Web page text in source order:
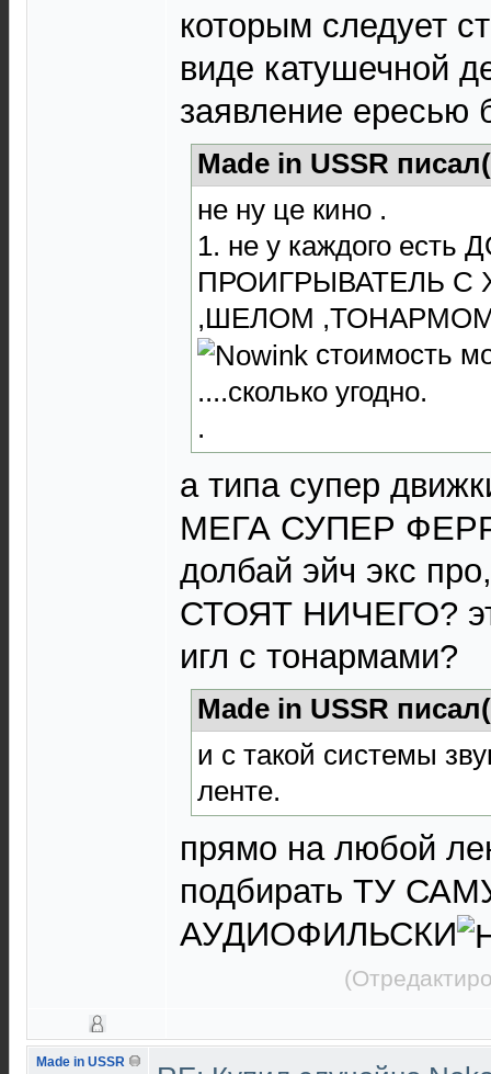
которым следует
виде катушечной
заявление ересью
Made in USSR
не ну це кино .
1. не у каждого
ПРОИГРЫВАТЕЛЬ
,ШЕЛОМ
стоимость
....сколько угодно.
.
а типа супер
МЕГА СУПЕР
долбай эйч экс
СТОЯТ НИЧЕГО?
игл с тонармами?
Made in USSR
и с такой системы
ленте.
прямо на любой
подбирать ТУ
АУДИОФИЛЬСКИ
Made in USSR